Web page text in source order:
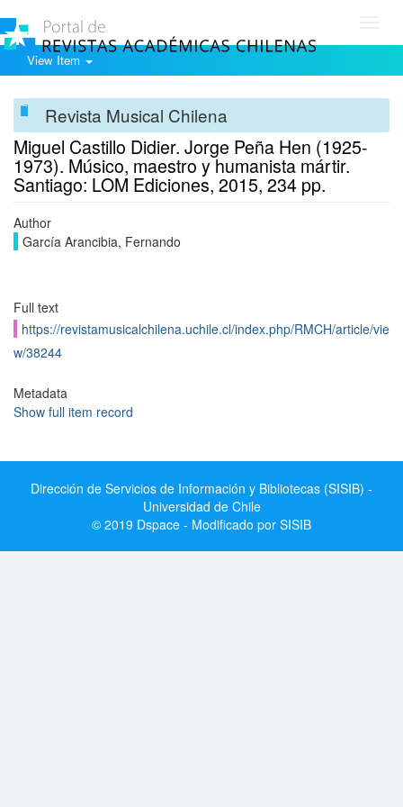
View Item
Revista Musical Chilena
Miguel Castillo Didier. Jorge Peña Hen (1925-
1973). Músico, maestro y humanista mártir.
Santiago: LOM Ediciones, 2015, 234 pp.
Author
García Arancibia, Fernando
Full text
https://revistamusicalchilena.uchile.cl/index.php/RMCH/article/vie
w/38244
Metadata
Show full item record
Dirección de Servicios de Información y Bibliotecas (SISIB) -
Universidad de Chile
© 2019 Dspace - Modificado por SISIB